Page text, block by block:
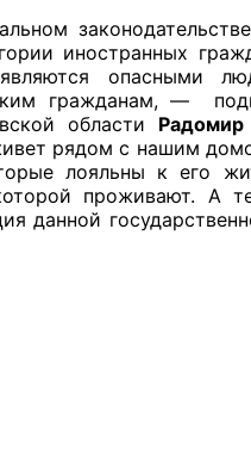
иностранных
опасными
гражданам, —
области Радомир
рядом с нашим
лояльны к его
проживают. А
данной